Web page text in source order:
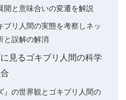
開と意味合いの変遷を解説
ブリ人間の実態を考察しネッ
と誤解の解消
見るゴキブリ人間の科学
』の世界観とゴキブリ人間の